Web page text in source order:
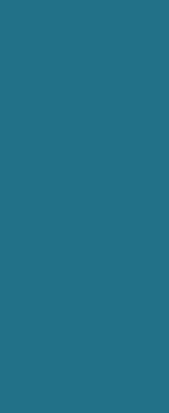
do
do
e
nos campos